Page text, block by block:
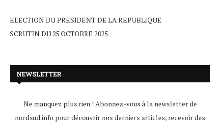
ELECTION DU PRESIDENT DE LA REPUBLIQUE
SCRUTIN DU 25 OCTOBRE 2025
NEWSLETTER
Ne manquez plus rien ! Abonnez-vous à la newsletter de
nordsud.info pour découvrir nos derniers articles, recevoir des